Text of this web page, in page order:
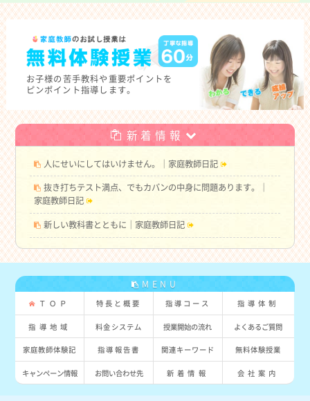
お子様の苦手教科や重要ポイントを
ピンポイント指導します。
新着情報
人にせいにしてはいけません。｜家庭教師日記
抜き打ちテスト満点、でもカバンの中身に問題あります。｜
家庭教師日記
新しい教科書とともに｜家庭教師日記
MENU
ＴＯＰ 特長と概要 指導コース 指導体制
指導地域 料金システム 授業開始の流れ よくあるご質問
家庭教師体験記 指導報告書 関連キーワード 無料体験授業
キャンペーン情報 お問い合わせ先 新着情報 会社案内